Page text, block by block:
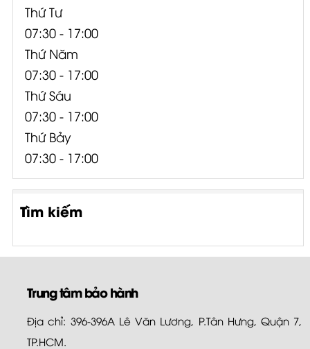
Thứ Tư
07:30 - 17:00
Thứ Năm
07:30 - 17:00
Thứ Sáu
07:30 - 17:00
Thứ Bảy
07:30 - 17:00
Tìm kiếm
Trung tâm bảo hành
Địa chỉ: 396-396A Lê Văn Lương, P.Tân Hưng, Quận 7,
TP.HCM.